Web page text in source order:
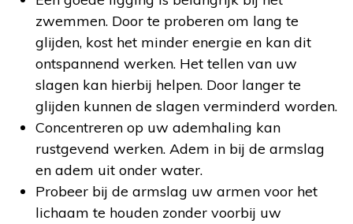
zwemmen. Door te proberen om lang te
glijden, kost het minder energie en kan dit
ontspannend werken. Het tellen van uw
slagen kan hierbij helpen. Door langer te
glijden kunnen de slagen verminderd worden.
Concentreren op uw ademhaling kan
rustgevend werken. Adem in bij de armslag
en adem uit onder water.
Probeer bij de armslag uw armen voor het
lichaam te houden zonder voorbij uw